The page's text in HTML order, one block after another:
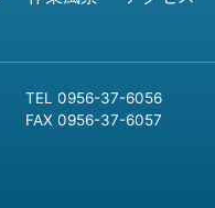
TEL 0956-37-6056
FAX 0956-37-6057